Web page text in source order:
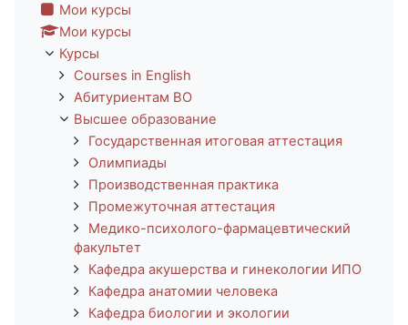
Мои курсы
Мои курсы
Курсы
Courses in English
Абитуриентам ВО
Высшее образование
Государственная итоговая аттестация
Олимпиады
Производственная практика
Промежуточная аттестация
Медико-психолого-фармацевтический
факультет
Кафедра акушерства и гинекологии ИПО
Кафедра анатомии человека
Кафедра биологии и экологии